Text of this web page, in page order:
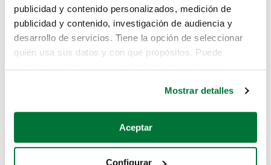
publicidad y contenido personalizados, medición de
publicidad y contenido, investigación de audiencia y
desarrollo de servicios. Tiene la opción de seleccionar
quién usa sus datos y con qué propósitos. Puede
Si lo permite, también quisiéramos:
Recopilar información sobre su ubicación geográfica
Mostrar detalles
Aceptar
Configurar
te hemos traido hasta aquí.
Pero puedes encontrar el coche que estás
buscando en alguno de estos enlaces:
Coches de segunda mano
Coches de km0